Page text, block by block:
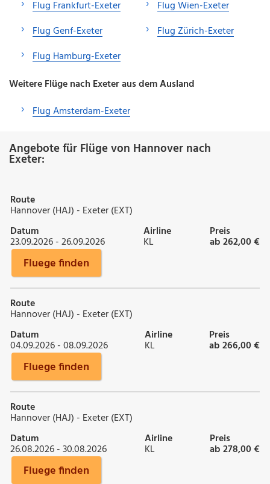
Flug Frankfurt-Exeter
Flug Genf-Exeter
Flug Hamburg-Exeter
Flug Wien-Exeter
Flug Zürich-Exeter
Weitere Flüge nach Exeter aus dem Ausland
Flug Amsterdam-Exeter
Angebote für Flüge von Hannover nach
Exeter:
Route
Hannover (HAJ) - Exeter (EXT)
Datum
23.09.2026 - 26.09.2026
Airline
KL
Preis
ab 262,00 €
Fluege finden
Route
Hannover (HAJ) - Exeter (EXT)
Datum
04.09.2026 - 08.09.2026
Airline
KL
Preis
ab 266,00 €
Fluege finden
Route
Hannover (HAJ) - Exeter (EXT)
Datum
26.08.2026 - 30.08.2026
Airline
KL
Preis
ab 278,00 €
Fluege finden